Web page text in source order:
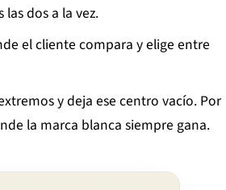
dos a la vez.
el cliente compara y elige entre
y deja ese centro vacío. Por
la marca blanca siempre gana.